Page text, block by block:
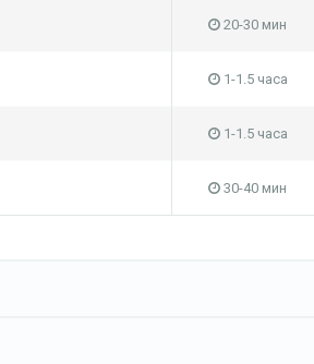
20-30 мин
1-1.5 часа
1-1.5 часа
30-40 мин